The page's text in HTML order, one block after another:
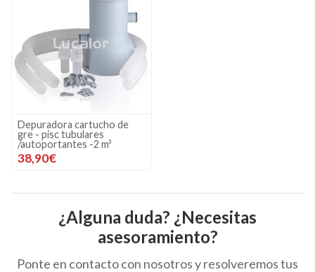
Depuradora cartucho de
gre - pisc tubulares
/autoportantes -2 m³
38,90€
¿Alguna duda? ¿Necesitas
asesoramiento?
Ponte en contacto con nosotros y resolveremos tus